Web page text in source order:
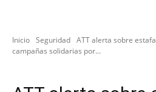
Inicio Seguridad ATT alerta sobre
campañas solidarias por...